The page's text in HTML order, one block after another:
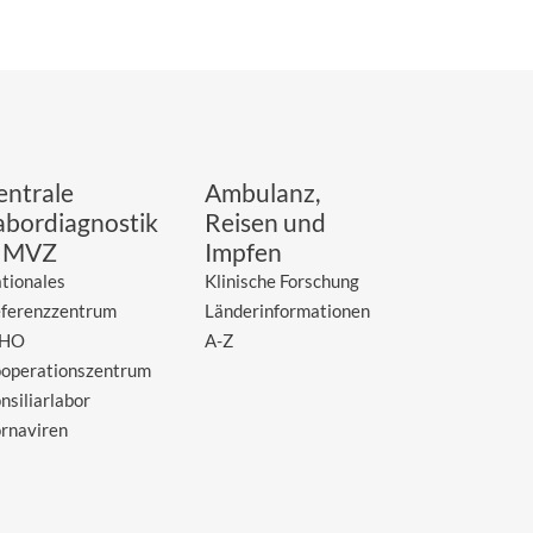
Ambulanz,
Reisen und
Impfen
Klinische Forschung
Länderinformationen
A-Z